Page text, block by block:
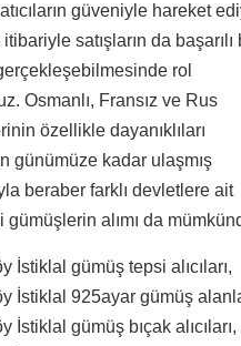
güveniyle hareket
satışların da başarılı
rol
Osmanlı, Fransız ve Rus
özellikle dayanıklıları
günümüze kadar ulaşmış
beraber farklı devletlere ait
gümüşlerin alımı da
İstiklal gümüş tepsi alıcıları,
İstiklal 925ayar gümüş
İstiklal gümüş bıçak alıcıları,